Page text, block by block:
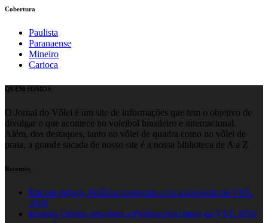
Cobertura
Paulista
Paranaense
Mineiro
Carioca
QUEM SOMOS
O Jornal do Vôlei é um site de informações que tem o objetivo de
divulgar o que acontece no voleibol brasileiro e internacional.
Além, dos destaques, tanto no vôlei de quadra como no vôlei de
praia, a grande sacada de nosso site é a nossa biblioteca de A a Z
Recentes
Em um jogaço, Polônia conquista o tricampeonato da VNL
2026
Estados Unidos desafiam a Polônia pelo título da VNL 2026